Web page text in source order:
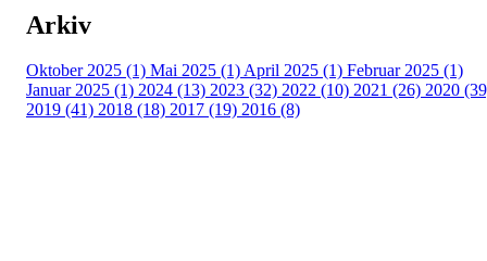
Arkiv
Oktober 2025 (1) Mai 2025 (1)April 2025 (1) Februar 2025 (1)
Januar 2025 (1) 2024 (13) 2023 (32) 2022 (10) 2021 (26) 2020
2019 (41) 2018 (18) 2017 (19) 2016 (8)